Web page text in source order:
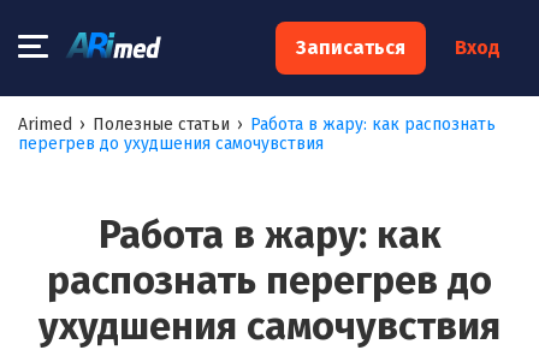
Записаться Вход
Arimed › Полезные статьи › Работа в жару: как распознать
перегрев до ухудшения самочувствия
Работа в жару: как
распознать перегрев до
ухудшения самочувствия
×
Запишитесь на консультацию к
специалисту
Ваш телефон:*